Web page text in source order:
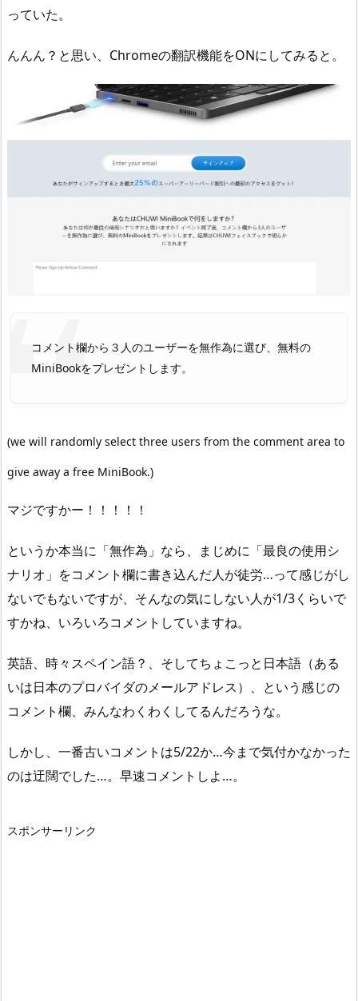
っていた。
んんん？と思い、Chromeの翻訳機能をONにしてみると。
コメント欄から３人のユーザーを無作為に選び、無料の
MiniBookをプレゼントします。
(we will randomly select three users from the comment area to
give away a free MiniBook.)
マジですかー！！！！！
というか本当に「無作為」なら、まじめに「最良の使用シ
ナリオ」をコメント欄に書き込んだ人が徒労…って感じがし
ないでもないですが、そんなの気にしない人が1/3くらいで
すかね、いろいろコメントしていますね。
英語、時々スペイン語？、そしてちょこっと日本語（ある
いは日本のプロバイダのメールアドレス）、という感じの
コメント欄、みんなわくわくしてるんだろうな。
しかし、一番古いコメントは5/22か…今まで気付かなかった
のは迂闊でした…。早速コメントしよ…。
スポンサーリンク